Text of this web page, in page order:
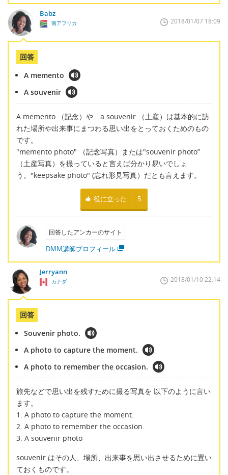
Babz
南アフリカ 2018/01/07 18:09
回答
A memento
A souvenir
A memento （記念）や a souvenir （土産）は基本的に訪
れた場所や出来事にまつわる思い出をとっておくためのもの
です。
"memento photo" （記念写真）または"souvenir photo”
（土産写真）を撮っていると言えば分かり易いでしょ
う。"keepsake photo" (忘れ形見写真）だとも言えます。
役に立った 5
回答したアンカーのサイト
DMM講師プロフィール
Jerryann
カナダ 2018/01/10 22:14
回答
Souvenir photo.
A photo to capture the moment.
A photo to remember the occasion.
旅先などで思い出を残すために撮る写真を 以下のように言い
ます。
1. A photo to capture the moment.
2. A photo to remember the occasion.
3. A souvenir photo
souvenir はその人、場所、出来事を思い出させるために置い
ておくものです。